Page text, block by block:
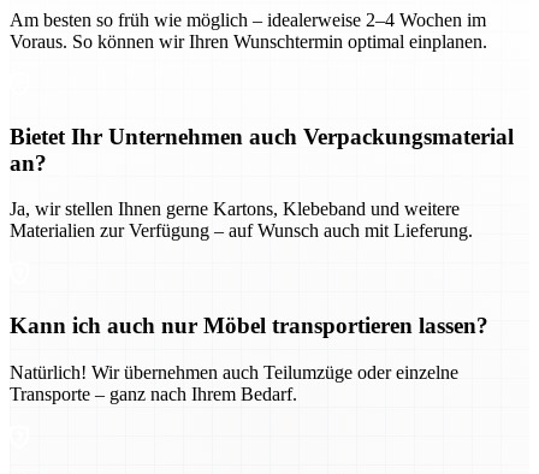
Am besten so früh wie möglich – idealerweise 2–4 Wochen im
Voraus. So können wir Ihren Wunschtermin optimal einplanen.
Bietet Ihr Unternehmen auch Verpackungsmaterial
an?
Ja, wir stellen Ihnen gerne Kartons, Klebeband und weitere
Materialien zur Verfügung – auf Wunsch auch mit Lieferung.
Kann ich auch nur Möbel transportieren lassen?
Natürlich! Wir übernehmen auch Teilumzüge oder einzelne
Transporte – ganz nach Ihrem Bedarf.